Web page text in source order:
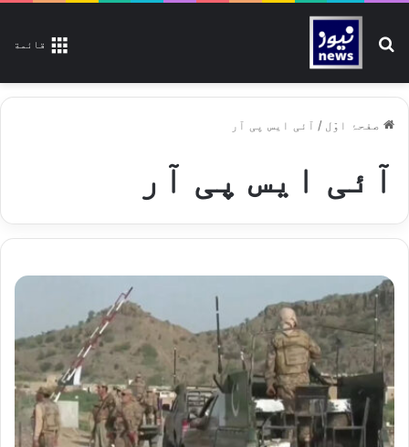
قائمة تلاش کیجیے
صفحۂ اوّل / آئی ایس پی آر
آئی ایس پی آر